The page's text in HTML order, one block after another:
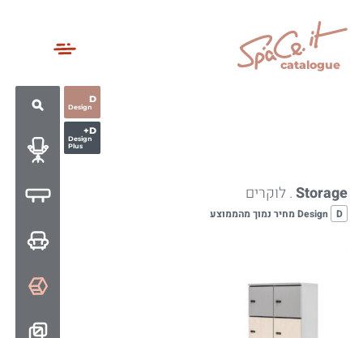
catalogue
D
Design
D+
Design
Plus
Storage. לוקרים
D Design מחיר נמוך מהממוצע